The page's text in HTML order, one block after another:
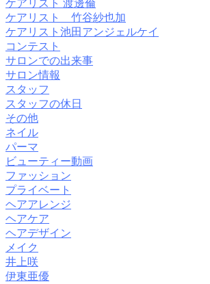
ケアリスト 渡邊倫
ケアリスト 竹谷紗也加
ケアリスト池田アンジェルケイ
コンテスト
サロンでの出来事
サロン情報
スタッフ
スタッフの休日
その他
ネイル
パーマ
ビューティー動画
ファッション
プライベート
ヘアアレンジ
ヘアケア
ヘアデザイン
メイク
井上咲
伊東亜優